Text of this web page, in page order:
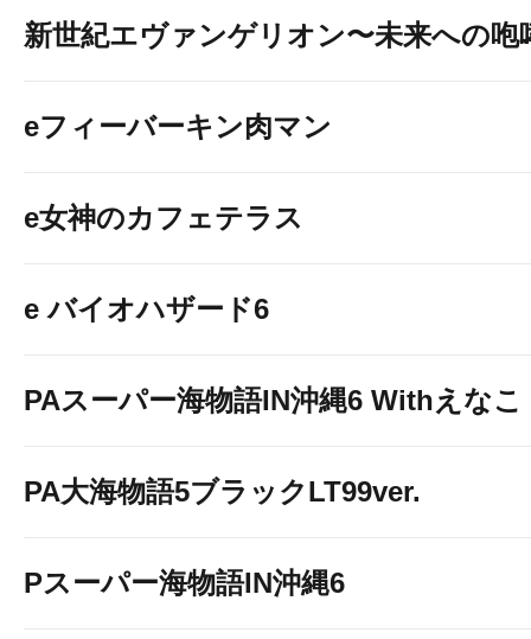
新世紀エヴァンゲリオン〜未来への咆
eフィーバーキン肉マン
e女神のカフェテラス
e バイオハザード6
PAスーパー海物語IN沖縄6 Withえなこ
PA大海物語5ブラックLT99ver.
Pスーパー海物語IN沖縄6